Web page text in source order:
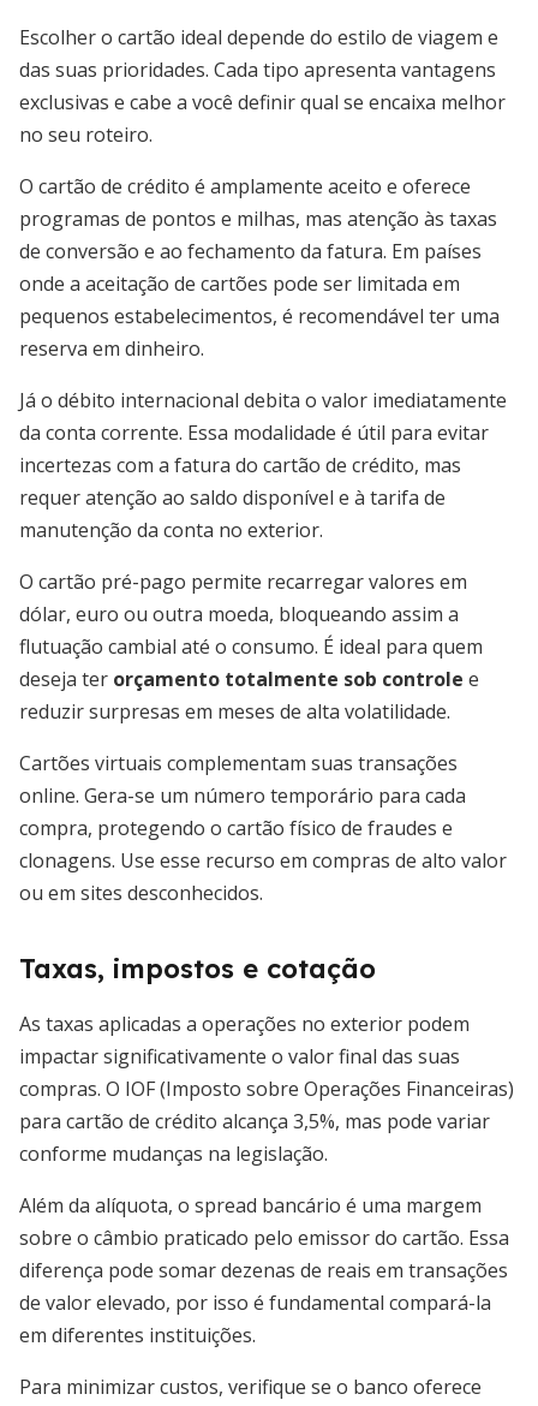
Escolher o cartão ideal depende do estilo de viagem e
das suas prioridades. Cada tipo apresenta vantagens
exclusivas e cabe a você definir qual se encaixa melhor
no seu roteiro.
O cartão de crédito é amplamente aceito e oferece
programas de pontos e milhas, mas atenção às taxas
de conversão e ao fechamento da fatura. Em países
onde a aceitação de cartões pode ser limitada em
pequenos estabelecimentos, é recomendável ter uma
reserva em dinheiro.
Já o débito internacional debita o valor imediatamente
da conta corrente. Essa modalidade é útil para evitar
incertezas com a fatura do cartão de crédito, mas
requer atenção ao saldo disponível e à tarifa de
manutenção da conta no exterior.
O cartão pré-pago permite recarregar valores em
dólar, euro ou outra moeda, bloqueando assim a
flutuação cambial até o consumo. É ideal para quem
deseja ter orçamento totalmente sob controle e
reduzir surpresas em meses de alta volatilidade.
Cartões virtuais complementam suas transações
online. Gera-se um número temporário para cada
compra, protegendo o cartão físico de fraudes e
clonagens. Use esse recurso em compras de alto valor
ou em sites desconhecidos.
Taxas, impostos e cotação
As taxas aplicadas a operações no exterior podem
impactar significativamente o valor final das suas
compras. O IOF (Imposto sobre Operações Financeiras)
para cartão de crédito alcança 3,5%, mas pode variar
conforme mudanças na legislação.
Além da alíquota, o spread bancário é uma margem
sobre o câmbio praticado pelo emissor do cartão. Essa
diferença pode somar dezenas de reais em transações
de valor elevado, por isso é fundamental compará-la
em diferentes instituições.
Para minimizar custos, verifique se o banco oferece